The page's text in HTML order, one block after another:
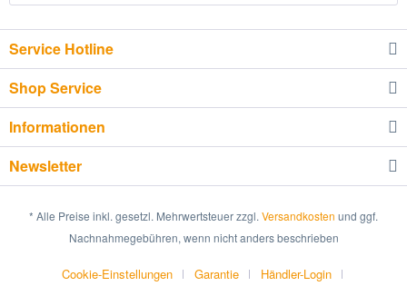
Service Hotline
Shop Service
Informationen
Newsletter
* Alle Preise inkl. gesetzl. Mehrwertsteuer zzgl. Versandkosten und ggf.
Nachnahmegebühren, wenn nicht anders beschrieben
Cookie-Einstellungen Garantie
Händler-Login